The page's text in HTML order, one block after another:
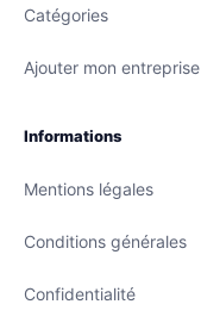
Catégories
Ajouter mon entreprise
Informations
Mentions légales
Conditions générales
Confidentialité